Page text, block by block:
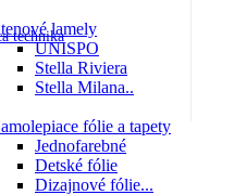
lamely
UNISPO
Stella Riviera
Stella Milana..
fólie a tapety
Jednofarebné
Detské fólie
Dizajnové fólie...